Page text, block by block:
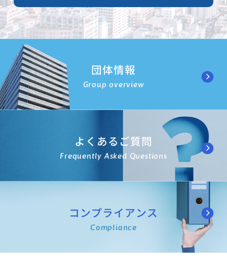
団体情報
Group overview
よくあるご質問
Frequently Asked Questions
コンプライアンス
Compliance